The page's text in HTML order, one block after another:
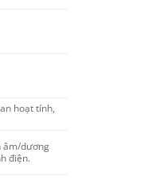
hoạt tính,
âm/dương
điện.